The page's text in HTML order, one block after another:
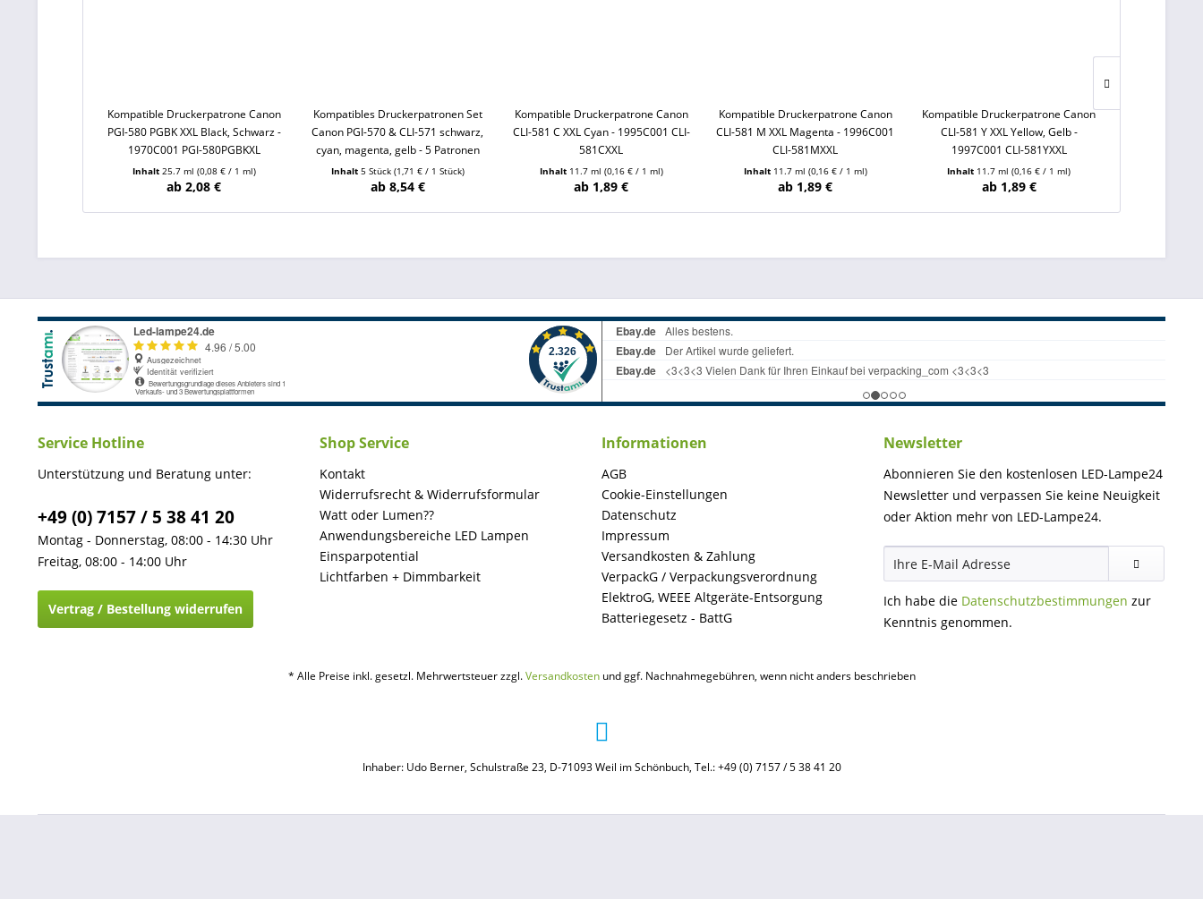
Kompatible Druckerpatrone Canon
PGI-580 PGBK XXL Black, Schwarz -
1970C001 PGI-580PGBKXL
Inhalt 25.7 ml (0,08 € / 1 ml)
ab 2,08 €
Kompatibles Druckerpatronen Set
Canon PGI-570 & CLI-571 schwarz,
cyan, magenta, gelb - 5 Patronen
Inhalt 5 Stück (1,71 € / 1 Stück)
ab 8,54 €
Kompatible Druckerpatrone Canon
CLI-581 C XXL Cyan - 1995C001 CLI-
581CXXL
Inhalt 11.7 ml (0,16 € / 1 ml)
ab 1,89 €
Kompatible Druckerpatrone Canon
CLI-581 M XXL Magenta - 1996C001
CLI-581MXXL
Inhalt 11.7 ml (0,16 € / 1 ml)
ab 1,89 €
Kompatible Druckerpatrone Canon
CLI-581 Y XXL Yellow, Gelb -
1997C001 CLI-581YXXL
Inhalt 11.7 ml(0,16 € / 1 ml)
ab 1,89 €
Service Hotline
Unterstützung und Beratung unter:
+49 (0) 7157 / 5 38 41 20
Montag - Donnerstag, 08:00 - 14:30 Uhr
Freitag, 08:00 - 14:00 Uhr
Vertrag / Bestellung widerrufen
Shop Service
Kontakt
Widerrufsrecht & Widerrufsformular
Watt oder Lumen??
Anwendungsbereiche LED Lampen
Einsparpotential
Lichtfarben + Dimmbarkeit
Informationen
AGB
Cookie-Einstellungen
Datenschutz
Impressum
Versandkosten & Zahlung
VerpackG / Verpackungsverordnung
ElektroG, WEEE Altgeräte-Entsorgung
Batteriegesetz - BattG
Newsletter
Abonnieren Sie den kostenlosen LED-Lampe24
Newsletter und verpassen Sie keine Neuigkeit
oder Aktion mehr von LED-Lampe24.
Ich habe die Datenschutzbestimmungen zur
Kenntnis genommen.
* Alle Preise inkl. gesetzl. Mehrwertsteuer zzgl.Versandkostenund ggf. Nachnahmegebühren, wenn nicht anders beschrieben
Inhaber: Udo Berner, Schulstraße 23, D-71093 Weil im Schönbuch, Tel.: +49 (0) 7157 / 5 38 41 20